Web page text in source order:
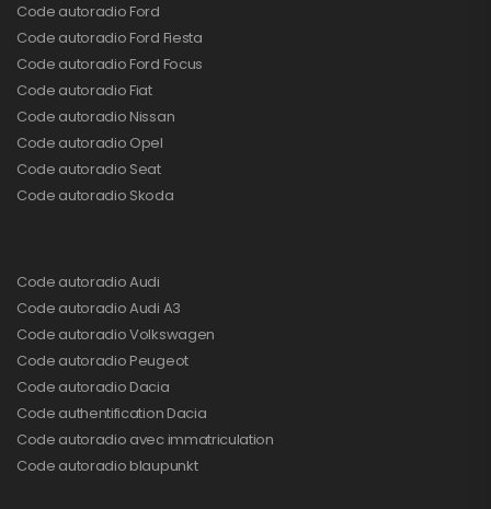
Code autoradio Ford
Code autoradio Ford Fiesta
Code autoradio Ford Focus
Code autoradio Fiat
Code autoradio Nissan
Code autoradio Opel
Code autoradio Seat
Code autoradio Skoda
Code autoradio Audi
Code autoradio Audi A3
Code autoradio Volkswagen
Code autoradio Peugeot
Code autoradio Dacia
Code authentification Dacia
Code autoradio avec immatriculation
Code autoradio blaupunkt